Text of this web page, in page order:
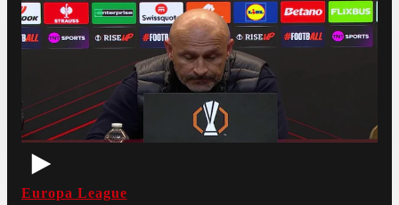
Europa League